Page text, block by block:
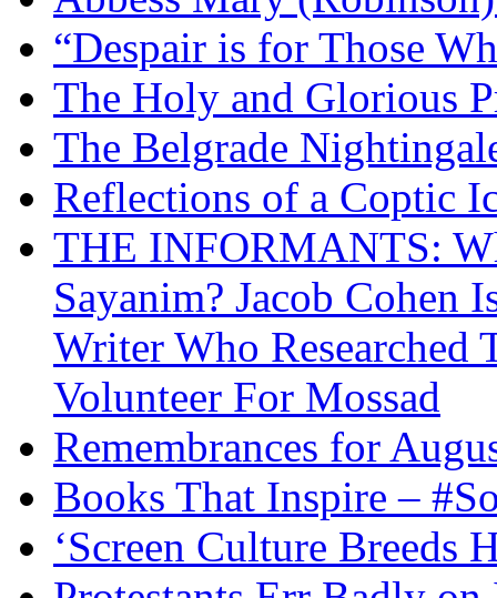
“Despair is for Those
The Holy and Glorious
The Belgrade
Reflections of a Coptic
THE INFORMANTS:
Sayanim? Jacob Cohen
Writer Who Researched
Volunteer For Mossad
Remembrances for
Books That Inspire –
‘Screen Culture Breeds